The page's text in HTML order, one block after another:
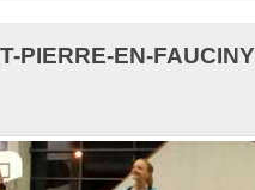
PIERRE-EN-FAUCINY